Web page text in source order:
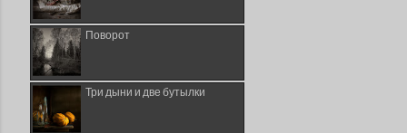
Поворот
Три дыни и две бутылки